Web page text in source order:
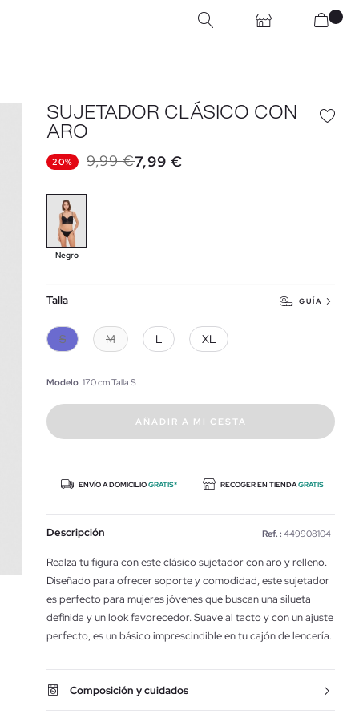
SUJETADOR CLÁSICO CON
ARO
20% 9,99 €7,99 €
Negro
Talla GUÍA
S M L XL
Modelo: 170 cm Talla S
AÑADIR A MI CESTA
ENVÍO A DOMICILIOGRATIS* RECOGER EN TIENDAGRATIS
Descripción Ref. : 449908104
Realza tu figura con este clásico sujetador con aro y relleno.
Diseñado para ofrecer soporte y comodidad, este sujetador
es perfecto para mujeres jóvenes que buscan una silueta
definida y un look favorecedor. Suave al tacto y con un ajuste
perfecto, es un básico imprescindible en tu cajón de lencería.
Composición y cuidados